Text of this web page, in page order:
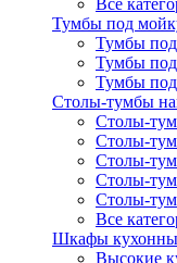
Все
Тумбы под
Тумбы
Тумбы
Тумбы
Столы-тумбы
Столы-
Столы-
Столы-
Столы-
Столы-
Все
Шкафы
Высокие